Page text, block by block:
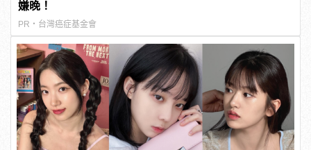
嫌晚！
PR・台灣癌症基金會